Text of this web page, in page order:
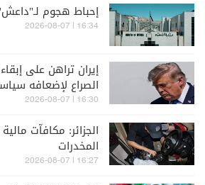
إحباط هجوم
16:34 | 2026-08-07
إيران تراهن على
الصراع لإضعافه
التفاصيل
16:30 | 2026-08-07
الجزائر: مكافآت
المخدرات
16:27 | 2026-08-07